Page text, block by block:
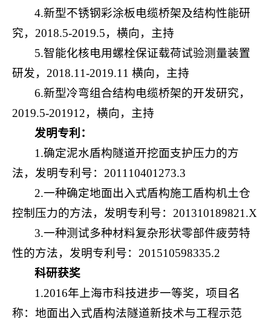
4.新型不锈钢彩涂板电缆桥架及结构性能研
究，2018.5-2019.5，横向，主持
5.智能化核电用螺栓保证载荷试验测量装置
研发，2018.11-2019.11 横向，主持
6.新型冷弯组合结构电缆桥架的开发研究，
2019.5-201912，横向，主持
发明专利：
1.确定泥水盾构隧道开挖面支护压力的方
法，发明专利号：201110401273.3
2.一种确定地面出入式盾构施工盾构机土仓
控制压力的方法，发明专利号：201310189821.X
3.一种测试多种材料复杂形状零部件疲劳特
性的方法，发明专利号：201510598335.2
科研获奖
1.2016年上海市科技进步一等奖，项目名
称：地面出入式盾构法隧道新技术与工程示范